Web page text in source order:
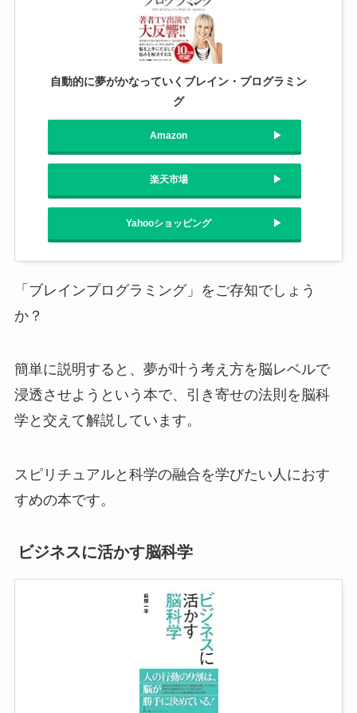
自動的に夢がかなっていくブレイン・プログラミン
グ
Amazon
楽天市場
Yahooショッピング
「ブレインプログラミング」をご存知でしょう
か？
簡単に説明すると、夢が叶う考え方を脳レベルで
浸透させようという本で、引き寄せの法則を脳科
学と交えて解説しています。
スピリチュアルと科学の融合を学びたい人におす
すめの本です。
ビジネスに活かす脳科学